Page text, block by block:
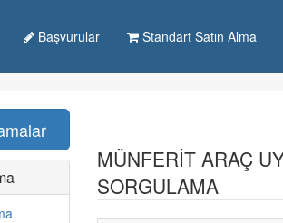
Başvurular Standart Satın Alma
MÜNFERIT ARAÇ
SORGULAMA